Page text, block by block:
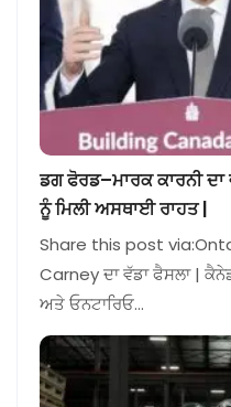
ਡਗ ਫੋਰਡ–ਮਾਰਕ ਕਾਰਨੀ ਦਾ
ਨੂੰ ਮਿਲੀ ਅਸਥਾਈ ਰਾਹਤ |
Share this post
Carney ਦਾ ਵੱਡਾ ਫੈਸਲਾ |
ਅਤੇ ਓਨਟਾਰਿਓ…